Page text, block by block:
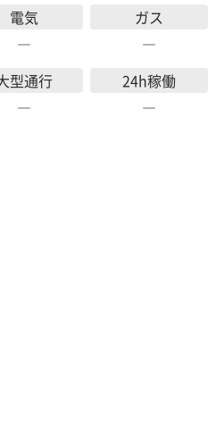
電気
―
ガス
―
型通行
―
24h稼働
―